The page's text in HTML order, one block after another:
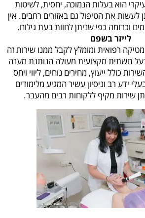
הוא בעלות הנמוכה, יחסית, לשיטות
לעשות את הטיפול גם באזורים רחבים. אין
וכדומה כפי שניתן לחוות בעת גילוח.
לייזר בשפם
רפואית ומומלץ לקבל ממנו שירות זה
תשתית מקצועית מעולה הנותנת מענה
כולל ייעוץ, מחירים נוחים, ליווי ויחס
ידע רב וניסיון עשיר המגיע מלימודים
שירות מקיף ללקוחות רבים מהעבר.